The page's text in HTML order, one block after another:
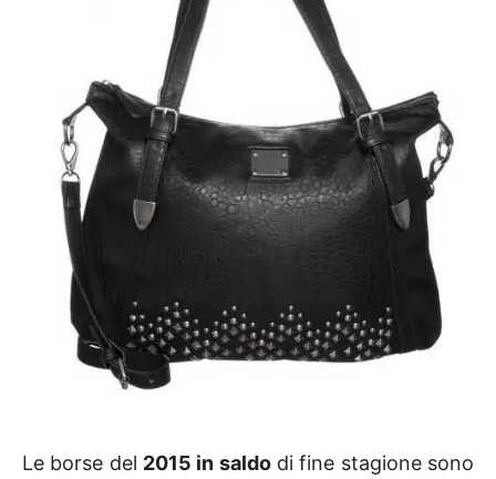
Le borse del 2015 in saldodi fine stagione sono